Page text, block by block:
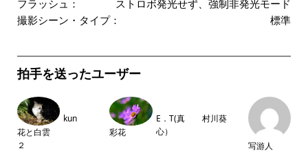
フラッシュ：
ストロボ発光せず、強制非発光モード
撮影シーン・タイプ：
標準
拍手を送ったユーザー
花と白雲
２
kun
彩花
E．T(真
心）
村川葵
写游人